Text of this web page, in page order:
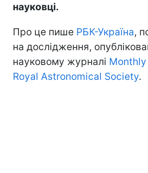
науковці.
Про це пише РБК-Україна,
на дослідження,
науковому журналі
Royal Astronomical Society.